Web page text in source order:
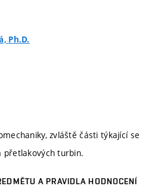
Ph.D.
zvláště části týkající se
přetlakových turbin.
A PRAVIDLA HODNOCENÍ